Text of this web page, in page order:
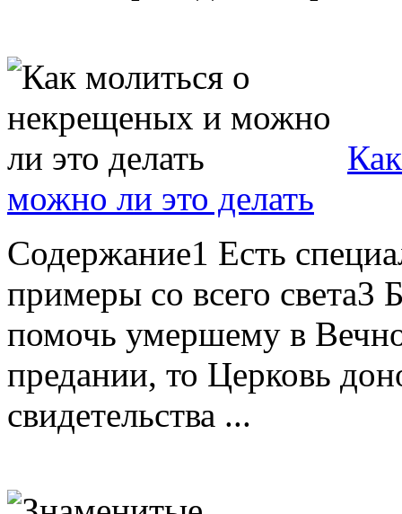
можно ли это делать
Содержание1 Есть
примеры со всего света3
помочь умершему в
предании, то Церковь
свидетельства ...